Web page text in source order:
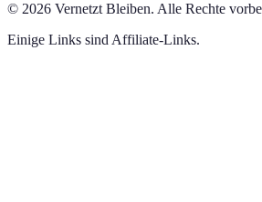
© 2026 Vernetzt Bleiben. Alle Rechte
Einige Links sind Affiliate-Links.